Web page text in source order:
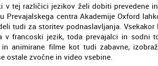
v tej različici jezikov želi dobiti prevedene
Prevajalskega centra Akademije Oxford
tudi za storitev podnaslavljanja.
v francoski jezik, toda prevajalci in sodni
in animirane filme kot tudi zabavne,
ostale zvočne in video vsebine.